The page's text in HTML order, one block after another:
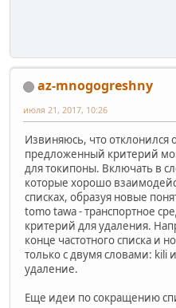
az-mnogogreshny
июля 21, 2017, 10:26
Извиняюсь, что отклонился
предложенный критерий
для токипоны. Включать в
которые хорошо
списках, образуя новые
tomo tawa - транспортное
критерий для удаления.
конце частотного списка и
только с двумя словами: kili
удаление.
Еще идеи по сокращению